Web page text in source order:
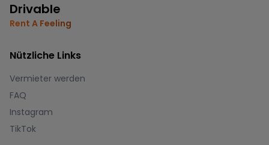
Drivable
Rent A Feeling
Nützliche Links
Vermieter werden
FAQ
Instagram
TikTok